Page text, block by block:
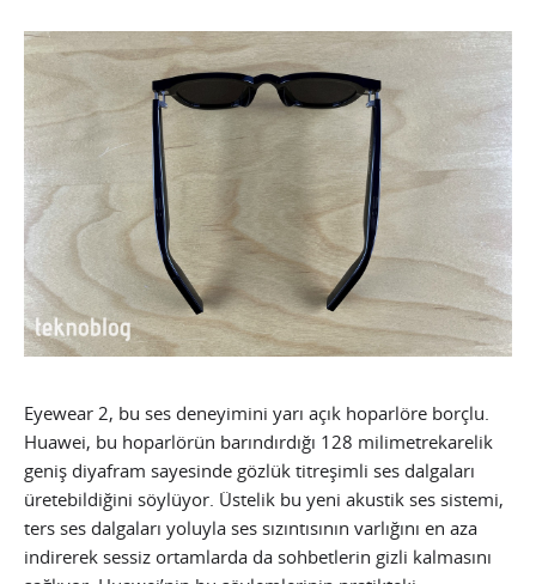
Eyewear 2, bu ses deneyimini yarı açık hoparlöre borçlu.
Huawei, bu hoparlörün barındırdığı 128 milimetrekarelik
geniş diyafram sayesinde gözlük titreşimli ses dalgaları
üretebildiğini söylüyor. Üstelik bu yeni akustik ses sistemi,
ters ses dalgaları yoluyla ses sızıntısının varlığını en aza
indirerek sessiz ortamlarda da sohbetlerin gizli kalmasını